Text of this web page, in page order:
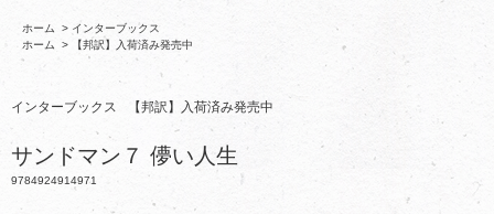
ホーム > インターブックス
ホーム
> 【邦訳】入荷済み発売中
インターブックス 【邦訳】入荷済み発売中
サンドマン７ 儚い人生
9784924914971